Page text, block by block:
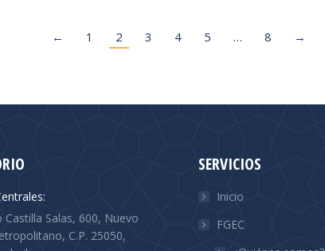
← 1 2 3 4 5 … 8 →
Castilla Salas, 600, Nuevo
C.P. 25050,
SERVICIOS
Inicio
FGEC